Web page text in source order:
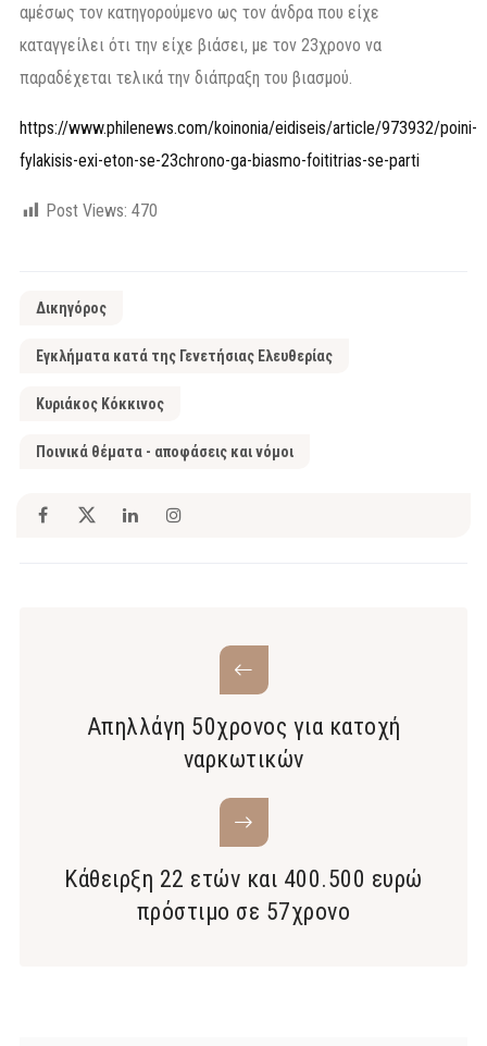
αμέσως τον κατηγορούμενο ως τον άνδρα που είχε
καταγγείλει ότι την είχε βιάσει, με τον 23χρονο να
παραδέχεται τελικά την διάπραξη του βιασμού.
https://www.philenews.com/koinonia/eidiseis/article/973932/poini-
fylakisis-exi-eton-se-23chrono-ga-biasmo-foititrias-se-parti
Post Views: 470
Δικηγόρος
Εγκλήματα κατά της Γενετήσιας Ελευθερίας
Κυριάκος Κόκκινος
Ποινικά θέματα - αποφάσεις και νόμοι
Απηλλάγη 50χρονος για κατοχή
ναρκωτικών
Κάθειρξη 22 ετών και 400.500 ευρώ
πρόστιμο σε 57χρονο